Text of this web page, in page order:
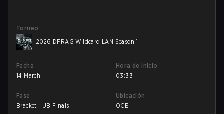
Torneo
2026 DFRAG Wildcard LAN Season 1
Fecha
14 March
Hora de inicio
03:33
Fase
Bracket - UB Finals
Ubicación
OCE